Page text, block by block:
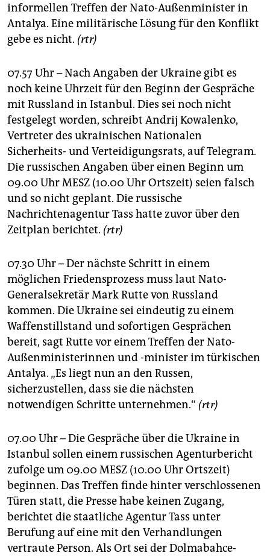
informellen Treffen der Nato-Außenminister in
Antalya. Eine militärische Lösung für den Konflikt
gebe es nicht. (rtr)
07.57 Uhr – Nach Angaben der Ukraine gibt es
noch keine Uhrzeit für den Beginn der Gespräche
mit Russland in Istanbul. Dies sei noch nicht
festgelegt worden, schreibt Andrij Kowalenko,
Vertreter des ukrainischen Nationalen
Sicherheits- und Verteidigungsrats, auf Telegram.
Die russischen Angaben über einen Beginn um
09.00 Uhr MESZ (10.00 Uhr Ortszeit) seien falsch
und so nicht geplant. Die russische
Nachrichtenagentur Tass hatte zuvor über den
Zeitplan berichtet. (rtr)
07.30 Uhr – Der nächste Schritt in einem
möglichen Friedensprozess muss laut Nato-
Generalsekretär Mark Rutte von Russland
kommen. Die Ukraine sei eindeutig zu einem
Waffenstillstand und sofortigen Gesprächen
bereit, sagt Rutte vor einem Treffen der Nato-
Außenministerinnen und -minister im türkischen
Antalya. „Es liegt nun an den Russen,
sicherzustellen, dass sie die nächsten
notwendigen Schritte unternehmen.“ (rtr)
07.00 Uhr – Die Gespräche über die Ukraine in
Istanbul sollen einem russischen Agenturbericht
zufolge um 09.00 MESZ (10.00 Uhr Ortszeit)
beginnen. Das Treffen finde hinter verschlossenen
Türen statt, die Presse habe keinen Zugang,
berichtet die staatliche Agentur Tass unter
Berufung auf eine mit den Verhandlungen
vertraute Person. Als Ort sei der Dolmabahce-